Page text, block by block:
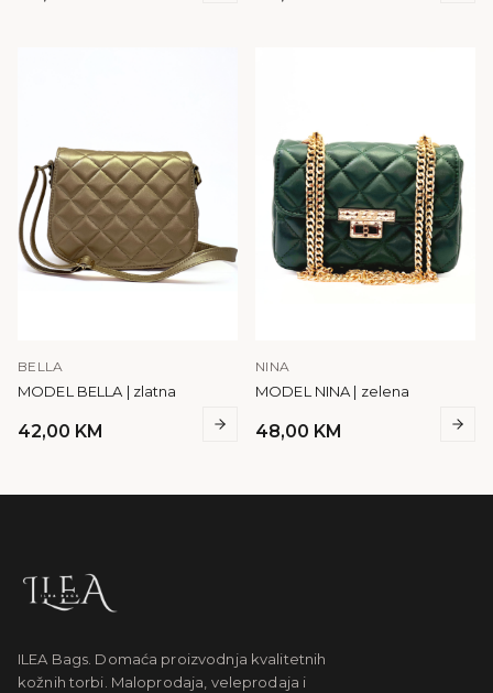
BELLA
MODEL BELLA | zlatna
42,00 KM
NINA
MODEL NINA | zelena
48,00 KM
ILEA Bags. Domaća proizvodnja kvalitetnih
kožnih torbi. Maloprodaja, veleprodaja i